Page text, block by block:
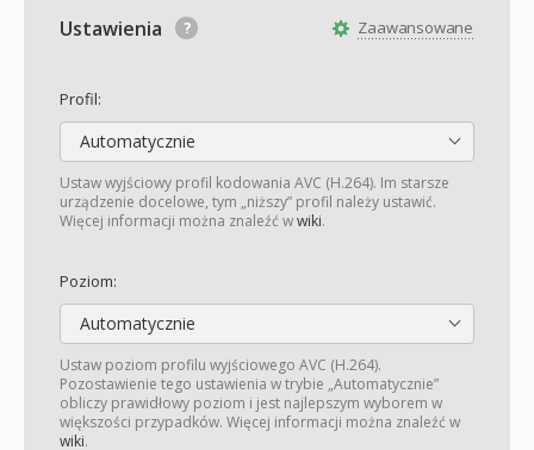
Zaawansowane
Ustawienia
Profil:
Automatycznie
Ustaw wyjściowy profil kodowania AVC (H.264). Im starsze
urządzenie docelowe, tym „niższy” profil należy ustawić.
Więcej informacji można znaleźć wwiki.
Poziom:
Automatycznie
Ustaw poziom profilu wyjściowego AVC (H.264).
Pozostawienie tego ustawienia w trybie „Automatycznie”
obliczy prawidłowy poziom i jest najlepszym wyborem w
większości przypadków. Więcej informacji można znaleźć w
wiki.